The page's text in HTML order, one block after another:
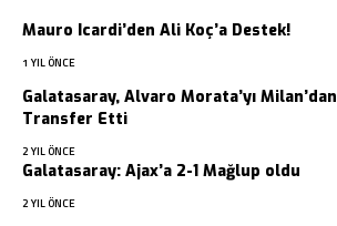
Mauro Icardi’den Ali Koç’a Destek!
1 YIL ÖNCE
Galatasaray, Alvaro Morata’yı Milan’dan
Transfer Etti
2 YIL ÖNCE
Galatasaray: Ajax’a 2-1 Mağlup oldu
2 YIL ÖNCE